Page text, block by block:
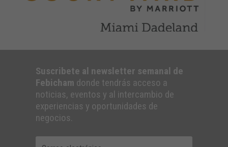
Suscribete al newsletter semanal de
Febicham donde tendrás acceso a
noticias, eventos y al intercambio de
experiencias y oportunidades de
negocios.